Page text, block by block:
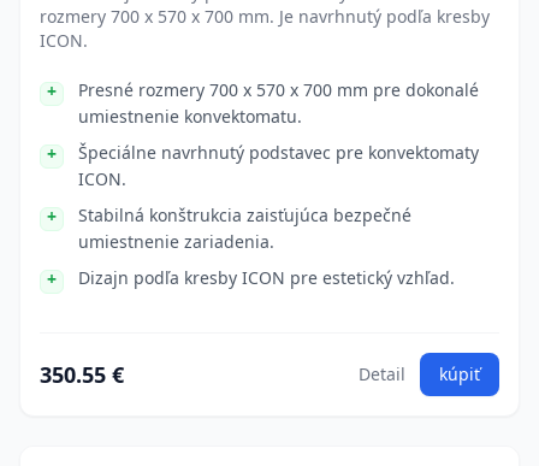
rozmery 700 x 570 x 700 mm. Je navrhnutý podľa kresby
ICON.
Presné rozmery 700 x 570 x 700 mm pre dokonalé
umiestnenie konvektomatu.
Špeciálne navrhnutý podstavec pre konvektomaty
ICON.
Stabilná konštrukcia zaisťujúca bezpečné
umiestnenie zariadenia.
Dizajn podľa kresby ICON pre estetický vzhľad.
350.55 € Detail kúpiť